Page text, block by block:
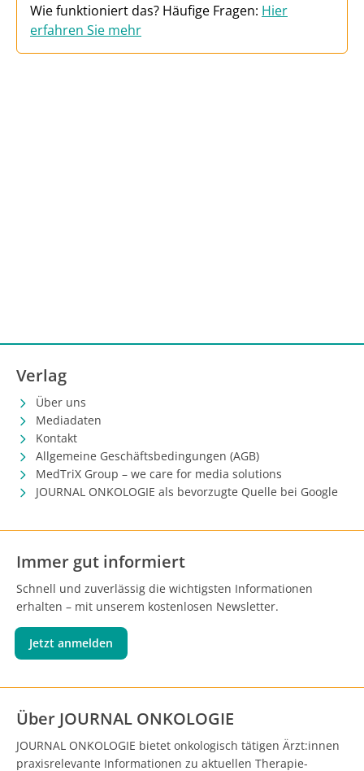
Wie funktioniert das? Häufige Fragen: Hier
erfahren Sie mehr
Verlag
Über uns
Mediadaten
Kontakt
Allgemeine Geschäftsbedingungen (AGB)
MedTriX Group – we care for media solutions
JOURNAL ONKOLOGIE als bevorzugte Quelle bei Google
Immer gut informiert
Schnell und zuverlässig die wichtigsten Informationen
erhalten – mit unserem kostenlosen Newsletter.
Jetzt anmelden
Über JOURNAL ONKOLOGIE
JOURNAL ONKOLOGIE bietet onkologisch tätigen Ärzt:innen
praxisrelevante Informationen zu aktuellen Therapie-